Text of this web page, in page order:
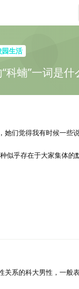
园生活
蝻”一词是什
们觉得我有时候一些
乎存在于大家集体的
系的科大男性，一般